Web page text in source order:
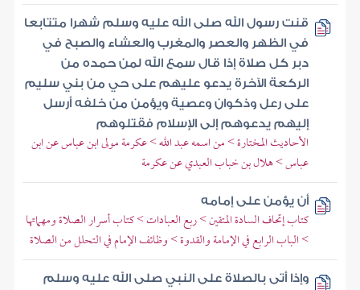
قنت رسول الله صلى الله عليه وسلم شهرا متتابعا
في الظهر والعصر والمغرب والعشاء والصبح في
دبر كل صلاة إذا قال سمع الله لمن حمده من
الركعة الآخرة يدعو عليهم على حي من بني سليم
على رعل وذكوان وعصية ويؤمن من خلفه أرسل
إليهم يدعوهم إلى الإسلام فقتلوهم
الأحاديث المختارة > من اسمه عبد الله > عكرمة مولى ابن عباس عن ابن
عباس > هلال بن خباب العبدي عن عكرمة
أن يؤمن على إمامه
كتاب إتحاف السادة المتقين > ربع العبادات > كتاب أسرار الصلاة ومهماتها
> الباب الرابع في الإمامة والقدوة > وظائف الإمام في التحلل من الصلاة
وإذا أتى بالصلاة على النبي صلى الله عليه وسلم